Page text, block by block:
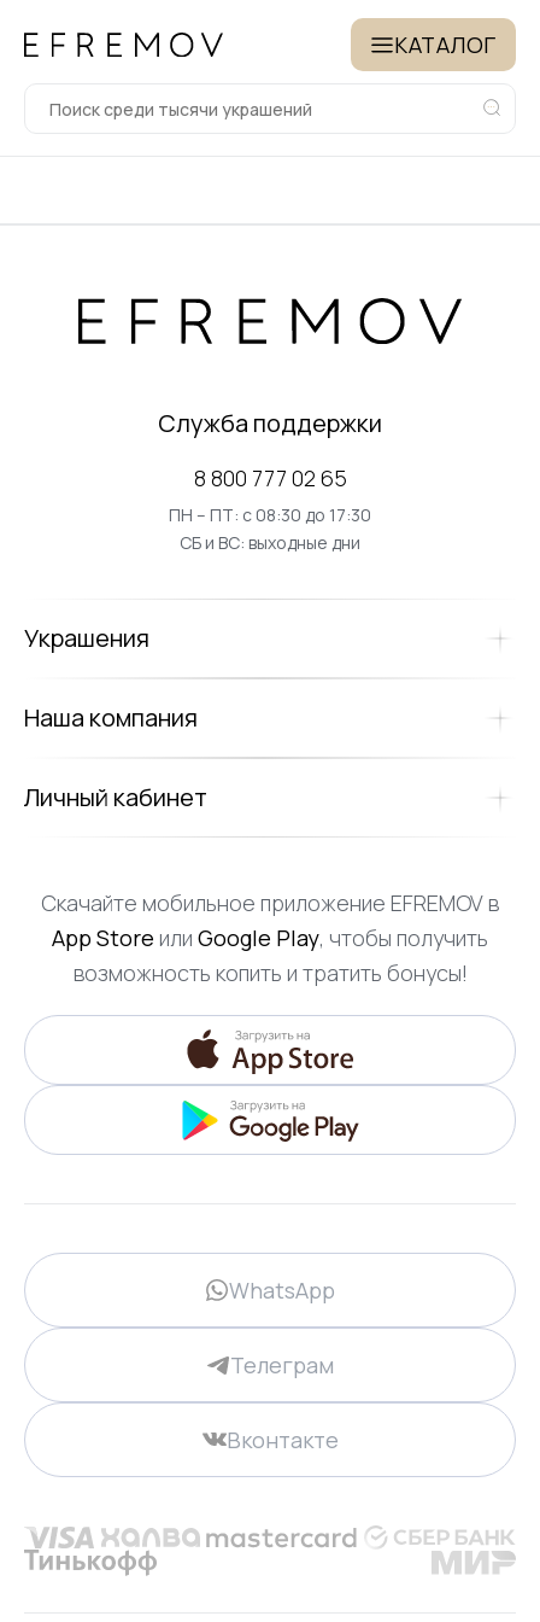
КАТАЛОГ
Служба поддержки
8 800 777 02 65
ПН – ПТ: с 08:30 до 17:30
СБ и ВС: выходные дни
Украшения
Наша компания
Личный кабинет
Скачайте мобильное приложение EFREMOV в
App Store или Google Play, чтобы получить
возможность копить и тратить бонусы!
WhatsApp
Телеграм
Вконтакте